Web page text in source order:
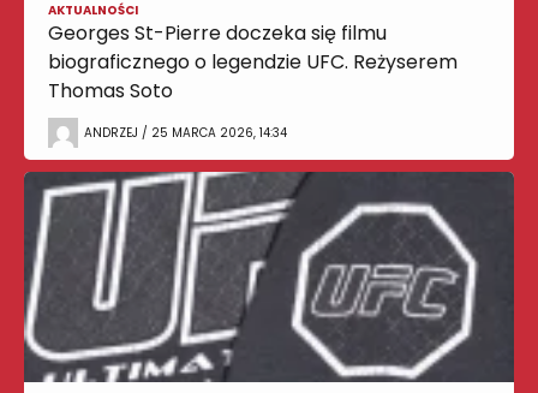
AKTUALNOŚCI
Georges St-Pierre doczeka się filmu
biograficznego o legendzie UFC. Reżyserem
Thomas Soto
ANDRZEJ / 25 MARCA 2026, 14:34